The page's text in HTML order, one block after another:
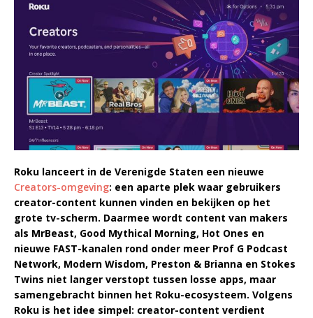
Roku lanceert in de Verenigde Staten een nieuwe
Creators-omgeving: een aparte plek waar gebruikers
creator-content kunnen vinden en bekijken op het
grote tv-scherm. Daarmee wordt content van makers
als MrBeast, Good Mythical Morning, Hot Ones en
nieuwe FAST-kanalen rond onder meer Prof G Podcast
Network, Modern Wisdom, Preston & Brianna en Stokes
Twins niet langer verstopt tussen losse apps, maar
samengebracht binnen het Roku-ecosysteem. Volgens
Roku is het idee simpel: creator-content verdient